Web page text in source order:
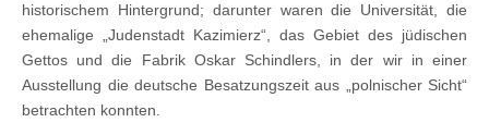
historischem Hintergrund; darunter waren die Universität, die
ehemalige „Judenstadt Kazimierz“, das Gebiet des jüdischen
Gettos und die Fabrik Oskar Schindlers, in der wir in einer
Ausstellung die deutsche Besatzungszeit aus „polnischer Sicht“
betrachten konnten.